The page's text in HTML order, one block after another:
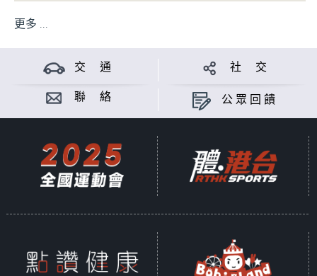
更多 ...
交 通 社 交
聯 絡 公眾回饋